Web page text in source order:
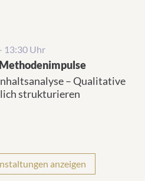
13:30 Uhr
– Qualitative
strukturieren
anzeigen